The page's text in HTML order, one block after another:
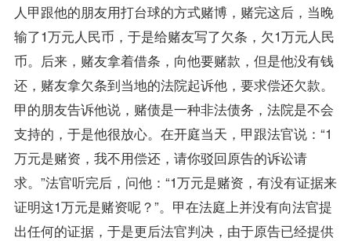
人甲跟他的朋友用打台球的方式赌博，赌完这后，当晚
输了1万元人民币，于是给赌友写了欠条，欠1万元人民
币。后来，赌友拿着借条，向他要赌款，但是他没有钱
还，赌友拿欠条到当地的法院起诉他，要求偿还欠款。
甲的朋友告诉他说，赌债是一种非法债务，法院是不会
支持的，于是他很放心。在开庭当天，甲跟法官说：“1
万元是赌资，我不用偿还，请你驳回原告的诉讼请
求。”法官听完后，问他：“1万元是赌资，有没有证据来
证明这1万元是赌资呢？”。甲在法庭上并没有向法官提
出任何的证据，于是更后法官判决，由于原告已经提供